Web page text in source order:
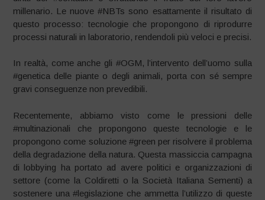
millenario. Le nuove #NBTs sono esattamente il risultato di
questo processo: tecnologie che propongono di riprodurre
processi naturali in laboratorio, rendendoli più veloci e precisi.
In realtà, come anche gli #OGM, l’intervento dell’uomo sulla
#genetica delle piante o degli animali, porta con sé sempre
gravi conseguenze non prevedibili.
Recentemente, abbiamo visto come le pressioni delle
#multinazionali che propongono queste tecnologie e le
propongono come soluzione #green per risolvere il problema
della degradazione della natura. Questa massiccia campagna
di lobbying ha portato ad avere politici e organizzazioni di
settore (come la Coldiretti o la Società Italiana Sementi) a
sostenere una #legislazione che ammetta l’utilizzo di queste